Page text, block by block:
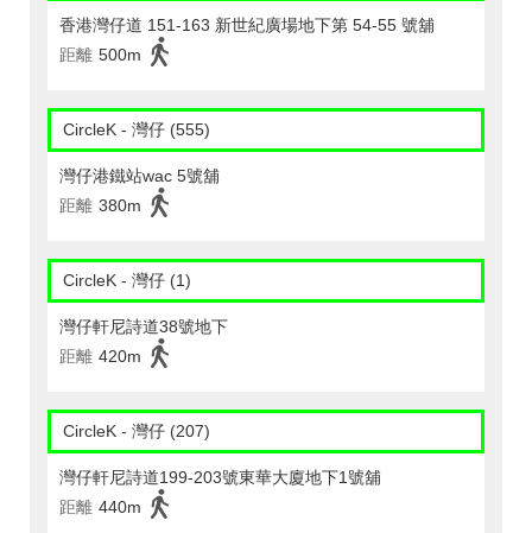
香港灣仔道 151-163 新世紀廣場地下第 54-55 號舖
距離 500m
CircleK - 灣仔 (555)
灣仔港鐵站wac 5號舖
距離 380m
CircleK - 灣仔 (1)
灣仔軒尼詩道38號地下
距離 420m
CircleK - 灣仔 (207)
灣仔軒尼詩道199-203號東華大廈地下1號舖
距離 440m